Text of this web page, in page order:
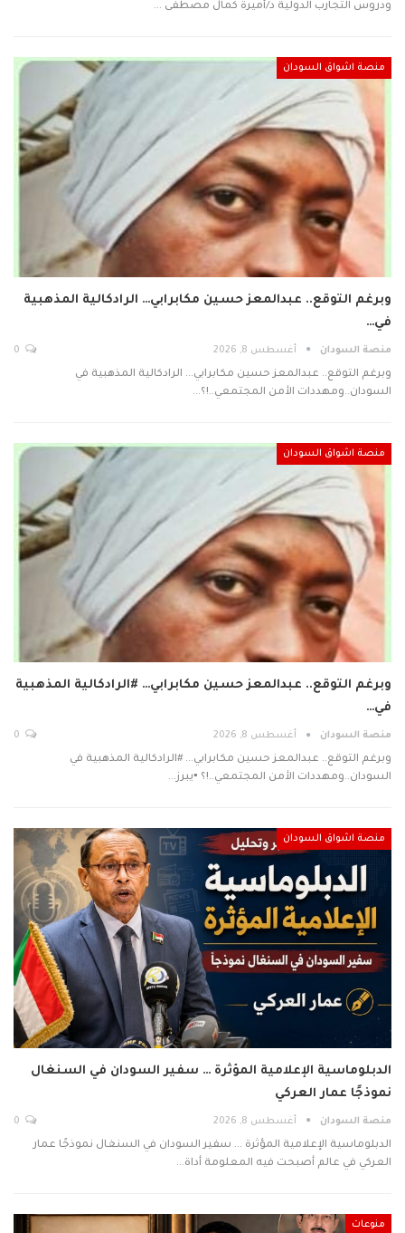
ودروس التجارب الدولية د/أميرة كمال مصطفى ️…
منصة اشواق السودان
وبرغم التوقع.. عبدالمعز حسين مكابرابي… الرادكالية المذهبية
في…
منصة السودان أغسطس 8, 2026
وبرغم التوقع.. عبدالمعز حسين مكابرابي... الرادكالية المذهبية في
السودان..ومهددات الأمن المجتمعي..!؟…
منصة اشواق السودان
وبرغم التوقع.. عبدالمعز حسين مكابرابي… #الرادكالية المذهبية
في…
منصة السودان أغسطس 8, 2026
وبرغم التوقع.. عبدالمعز حسين مكابرابي... #الرادكالية المذهبية في
السودان..ومهددات الأمن المجتمعي..!؟ ▪️يبرز…
منصة اشواق السودان
الدبلوماسية الإعلامية المؤثرة … سفير السودان في السنغال
نموذجًا عمار العركي
منصة السودان أغسطس 8, 2026
الدبلوماسية الإعلامية المؤثرة ... سفير السودان في السنغال نموذجًا عمار
العركي في عالم أصبحت فيه المعلومة أداة…
منوعات